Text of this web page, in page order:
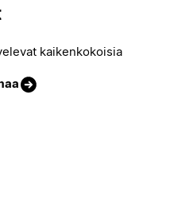
kaikenkokoisia